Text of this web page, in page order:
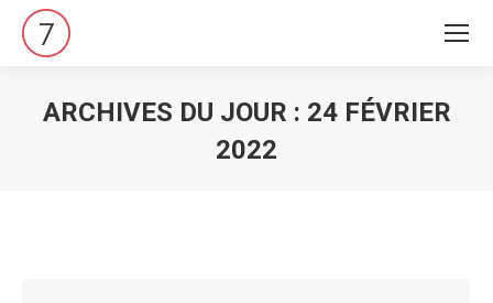
ARCHIVES DU JOUR : 24 FÉVRIER
2022